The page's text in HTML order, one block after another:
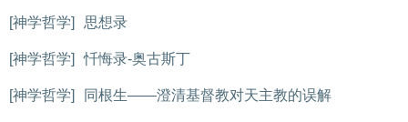
[神学哲学] 思想录
[神学哲学] 忏悔录-奥古斯丁
[神学哲学] 同根生——澄清基督教对天主教的误解